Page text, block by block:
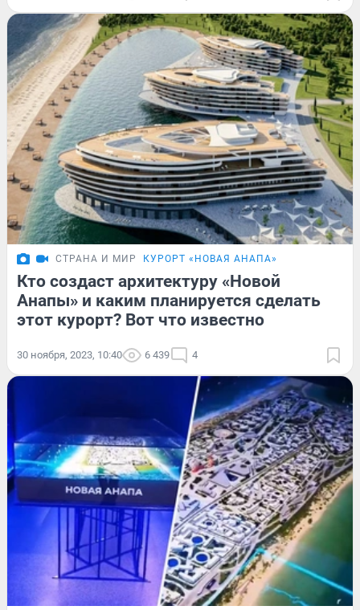
СТРАНА И МИР КУРОРТ «НОВАЯ АНАПА»
Кто создаст архитектуру «Новой
Анапы» и каким планируется сделать
этот курорт? Вот что известно
30 ноября, 2023, 10:40 6 439 4